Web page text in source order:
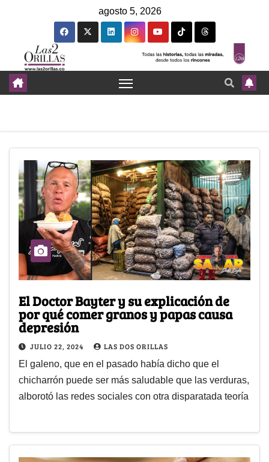
agosto 5, 2026
El Doctor Bayter y su explicación de
por qué comer granos y papas causa
depresión
JULIO 22, 2024 LAS DOS ORILLAS
El galeno, que en el pasado había dicho que el
chicharrón puede ser más saludable que las verduras,
alborotó las redes sociales con otra disparatada teoría